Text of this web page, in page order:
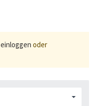
einloggen oder